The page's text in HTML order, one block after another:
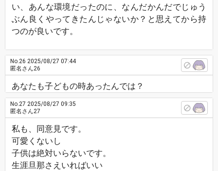
い、あんな環境だったのに、なんだかんだでじゅう
ぶん良くやってきたんじゃないか？と思えてから持
つのが良いです。
No.26 2025/08/27 07:44
匿名さん26
あなたも子どもの時あったんでは？
No.27 2025/08/27 09:35
匿名さん27
私も、同意見です。
可愛くないし
子供は絶対いらないです。
生涯旦那さえいればいい